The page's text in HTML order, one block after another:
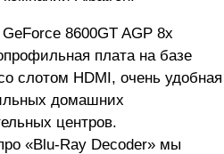
плата на базе
слотом HDMI, очень удобная
домашних
центров.
«Blu-Ray Decoder» мы